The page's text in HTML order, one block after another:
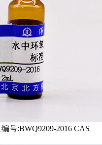
编号:BWQ9209-2016 CAS